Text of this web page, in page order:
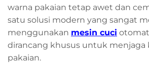
warna pakaian tetap awet dan
satu solusi modern yang sangat
menggunakan mesin cuci
dirancang khusus untuk menjaga
pakaian.